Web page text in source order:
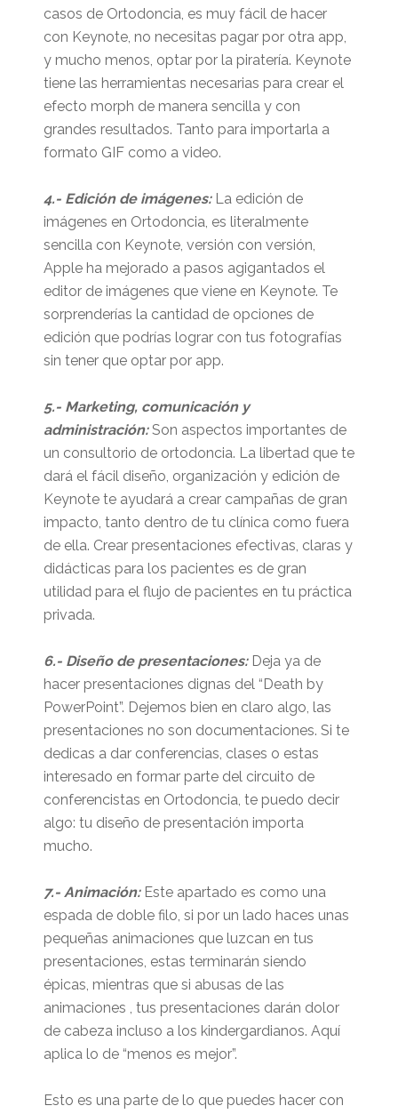
casos de Ortodoncia, es muy fácil de hacer
con Keynote, no necesitas pagar por otra app,
y mucho menos, optar por la piratería. Keynote
tiene las herramientas necesarias para crear el
efecto morph de manera sencilla y con
grandes resultados. Tanto para importarla a
formato GIF como a video.
4.- Edición de imágenes: La edición de
imágenes en Ortodoncia, es literalmente
sencilla con Keynote, versión con versión,
Apple ha mejorado a pasos agigantados el
editor de imágenes que viene en Keynote. Te
sorprenderías la cantidad de opciones de
edición que podrías lograr con tus fotografías
sin tener que optar por app.
5.- Marketing, comunicación y
administración:Son aspectos importantes de
un consultorio de ortodoncia. La libertad que te
dará el fácil diseño, organización y edición de
Keynote te ayudará a crear campañas de gran
impacto, tanto dentro de tu clínica como fuera
de ella. Crear presentaciones efectivas, claras y
didácticas para los pacientes es de gran
utilidad para el flujo de pacientes en tu práctica
privada.
6.- Diseño de presentaciones: Deja ya de
hacer presentaciones dignas del “Death by
PowerPoint”. Dejemos bien en claro algo, las
presentaciones no son documentaciones. Si te
dedicas a dar conferencias, clases o estas
interesado en formar parte del circuito de
conferencistas en Ortodoncia, te puedo decir
algo: tu diseño de presentación importa
mucho.
7.- Animación:Este apartado es como una
espada de doble filo, si por un lado haces unas
pequeñas animaciones que luzcan en tus
presentaciones, estas terminarán siendo
épicas, mientras que si abusas de las
animaciones , tus presentaciones darán dolor
de cabeza incluso a los kindergardianos. Aquí
aplica lo de “menos es mejor”.
Esto es una parte de lo que puedes hacer con